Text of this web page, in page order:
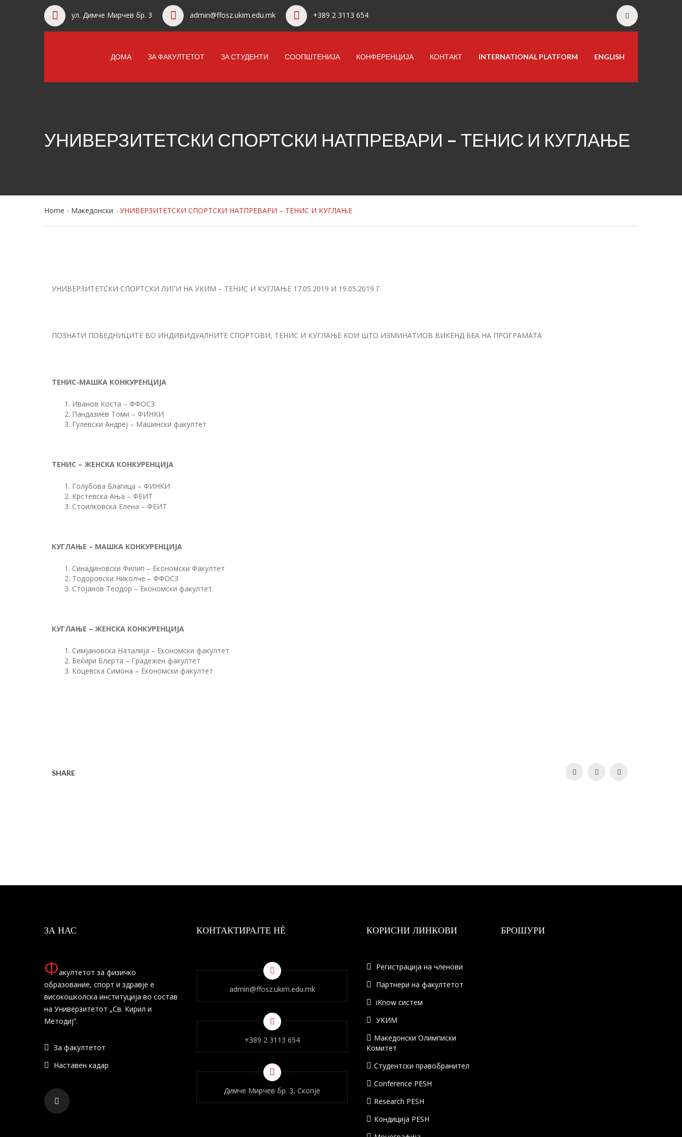
ул. Димче Мирчев бр. 3 admin@ffosz.ukim.edu.mk +389 2 3113 654
ДОМА ЗА ФАКУЛТЕТОТ ЗА СТУДЕНТИ СООПШТЕНИЈА КОНФЕРЕНЦИЈА КОНТАКТ INTERNATIONAL PLATFORM ENGLISH
УНИВЕРЗИТЕТСКИ СПОРТСКИ НАТПРЕВАРИ – ТЕНИС И КУГЛАЊЕ
Home Македонски УНИВЕРЗИТЕТСКИ СПОРТСКИ НАТПРЕВАРИ – ТЕНИС И КУГЛАЊЕ
УНИВЕРЗИТЕТСКИ СПОРТСКИ ЛИГИ НА УКИМ – ТЕНИС И КУГЛАЊЕ 17.05.2019 И 19.05.2019 Г.
ПОЗНАТИ ПОБЕДНИЦИТЕ ВО ИНДИВИДУАЛНИТЕ СПОРТОВИ, ТЕНИС И КУГЛАЊЕ КОИ ШТО ИЗМИНАТИОВ ВИКЕНД БЕА НА ПРОГРАМАТА
ТЕНИС-МАШКА КОНКУРЕНЦИЈА
Иванов Коста – ФФОСЗ
Пандазиев Томи – ФИНКИ
Гулевски Андреј – Машински факултет
ТЕНИС – ЖЕНСКА КОНКУРЕНЦИЈА
Голубова Благица – ФИНКИ
Крстевска Ања – ФЕИТ
Стоилковска Елена – ФЕИТ
КУГЛАЊЕ – МАШКА КОНКУРЕНЦИЈА
Синадиновски Филип – Економски Факултет
Тодоровски Николче – ФФОСЗ
Стојанов Теодор – Економски факултет
КУГЛАЊЕ – ЖЕНСКА КОНКУРЕНЦИЈА
Симјановска Наталија – Економски факултет
Беќири Блерта – Градежен факултет
Коцевска Симона – Економски факултет
SHARE
ЗА НАС
Факултетот за физичко
образование, спорт и здравје е
високошколска институција во состав
на Универзитетот „Св. Кирил и
Методиј”.
За факултетот
Наставен кадар
КОНТАКТИРАЈТЕ НÈ
admin@ffosz.ukim.edu.mk
+389 2 3113 654
Димче Мирчев бр. 3, Скопје
КОРИСНИ ЛИНКОВИ
Регистрација на членови
Партнери на факултетот
iKnow систем
УКИМ
Македонски Олимписки
Комитет
Студентски правобранител
Conference PESH
Research PESH
Кондиција PESH
БРОШУРИ